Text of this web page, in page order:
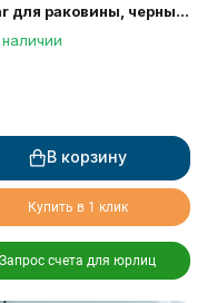
для раковины, черный
В корзину
Купить в 1 клик
Запрос счета для юрлиц